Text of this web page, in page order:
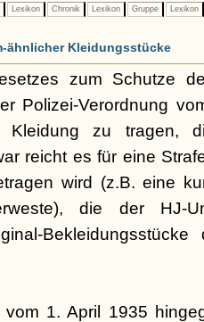
Lexikon Chronik Lexikon Gruppe Lexikon
ähnlicher Kleidungsstücke
zum Schutze
Polizei-Verordnung
Kleidung zu tragen,
reicht es für eine
wird (z.B. eine
die der HJ-
vom 1. April 1935